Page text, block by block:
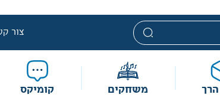
ניתנים במסגרת מדיניות תמחור מוזלת, ואינם
מוגבלת וע״פ התקנות.
צור
הרך משחקים קומיקס